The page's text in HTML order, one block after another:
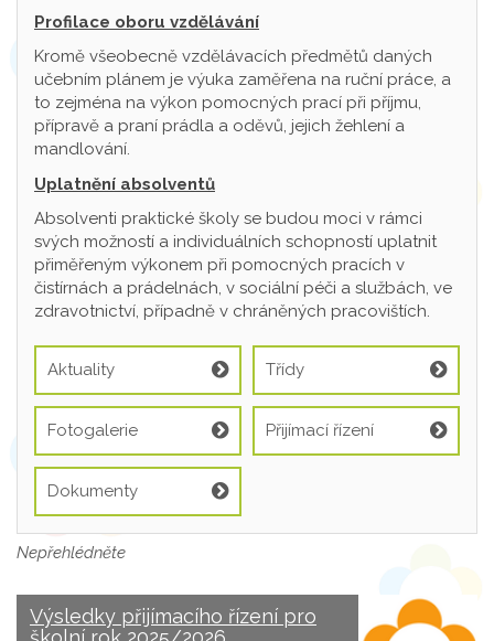
Profilace oboru vzdělávání
Kromě všeobecně vzdělávacích předmětů daných
učebním plánem je výuka zaměřena na ruční práce, a
to zejména na výkon pomocných prací při příjmu,
přípravě a praní prádla a oděvů, jejich žehlení a
mandlování.
Uplatnění absolventů
Absolventi praktické školy se budou moci v rámci
svých možností a individuálních schopností uplatnit
přiměřeným výkonem při pomocných pracích v
čistírnách a prádelnách, v sociální péči a službách, ve
zdravotnictví, případně v chráněných pracovištích.
Aktuality Třídy
Fotogalerie Přijímací řízení
Dokumenty
Nepřehlédněte
Výsledky přijímacího řízení pro